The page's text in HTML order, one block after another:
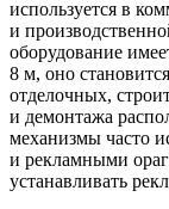
используется в
и
оборудование
8 м, оно
отделочных,
и демонтажа
механизмы часто
и рекламными
устанавливать